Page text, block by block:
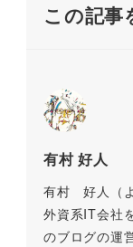
k
この記事
有村 好人
有村 好人（よ
外資系IT会社
のブログの運